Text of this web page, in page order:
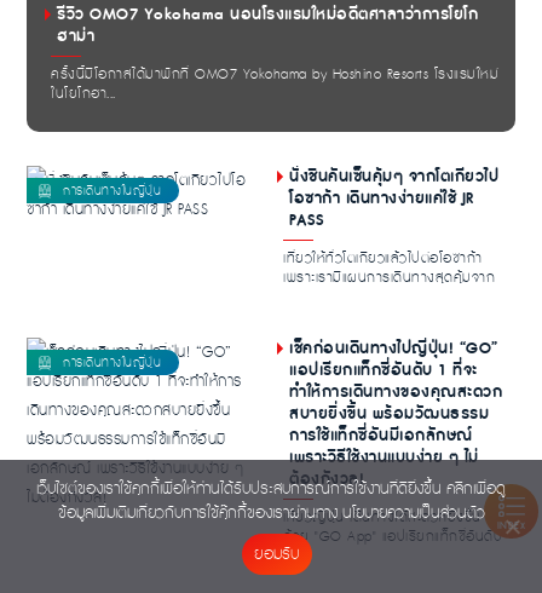
INDEX
รีวิว OMO7 Yokohama นอนโรงแรมใหม่อดีตศาลาว่าการโยโก
ฮาม่า
ครั้งนี้มีโอกาสได้มาพักที่ OMO7 Yokohama by Hoshino Resorts โรงแรมใหม่
ในโยโกฮา...
นั่งชินคันเซ็นคุ้มๆ จากโตเกียวไป
โอซาก้า เดินทางง่ายแค่ใช้ JR
PASS
เที่ยวให้ทั่วโตเกียวแล้วไปต่อโอซาก้า
เพราะเรามีแผนการเดินทางสุดคุ้มจาก
เช็คก่อนเดินทางไปญี่ปุ่น! “GO”
แอปเรียกแท็กซี่อันดับ 1 ที่จะ
ทำให้การเดินทางของคุณสะดวก
สบายยิ่งขึ้น พร้อมวัฒนธรรม
การใช้แท็กซี่อันมีเอกลักษณ์
เพราะวิธีใช้งานแบบง่าย ๆ ไม่
ต้องกังวล!
เที่ยวญี่ปุ่น เดินทางได้สะดวกยิ่งขึ้น
ด้วย "GO App" แอปเรียกแท็กซี่อันดับ
หนึ่งข...
เว็บไซต์ของเราใช้คุกกี้เพื่อให้ท่านได้รับประสบการณ์การใช้งานที่ดียิ่งขึ้น คลิกเพื่อดู
ข้อมูลเพิ่มเติมเกี่ยวกับการใช้คุ๊กกี้ของเราผ่านทางนโยบายความเป็นส่วนตัว
ยอมรับ